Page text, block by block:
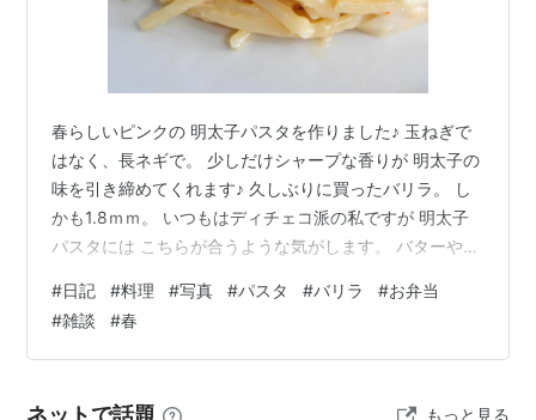
春らしいピンクの 明太子パスタを作りました♪ 玉ねぎで
はなく、長ネギで。 少しだけシャープな香りが 明太子の
味を引き締めてくれます♪ 久しぶりに買ったバリラ。 し
かも1.8ｍｍ。 いつもはディチェコ派の私ですが 明太子
パスタには こちらが合うような気がします。 バターや生
と日本酒だけでまとめ、 素朴でやわらかい軽い感じに♪
仕上げにビオラをひとつ。 ただ春らしいかな、と 思って
乗せただけなのに お皿の上で ひとつ、ふたつ…… あら、
#日記 #料理 #写真 #パスタ #バリラ #お弁当
#雑談 #春
ネットで話題 もっと見る